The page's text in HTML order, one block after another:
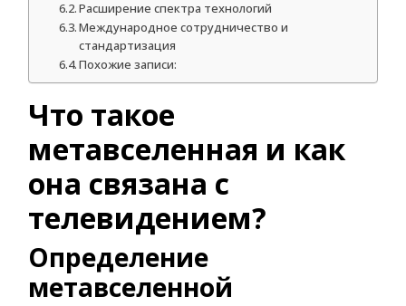
Расширение спектра технологий
Международное сотрудничество и
стандартизация
Похожие записи:
Что такое
метавселенная и как
она связана с
телевидением?
Определение
метавселенной